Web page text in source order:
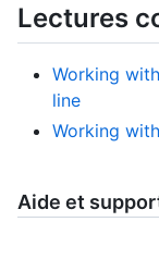
Lectures
Working
line
Working
Aide et